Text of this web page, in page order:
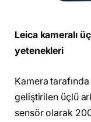
Leica kameralı
yetenekleri
Kamera
geliştirilen üçlü
sensör olarak